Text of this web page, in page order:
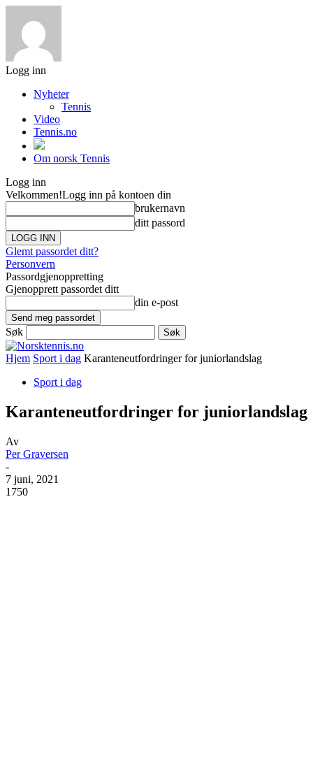
Logg inn
Nyheter
Tennis
Video
Tennis.no
Om norsk Tennis
Logg inn
Velkommen!Logg inn på kontoen din
brukernavn
ditt passord
Glemt passordet ditt?
Personvern
Passordgjenoppretting
Gjenopprett passordet ditt
din e-post
Søk
Hjem Sport i dag Karanteneutfordringer for juniorlandslag
Sport i dag
Karanteneutfordringer for juniorlandslag
Av
Per Graversen
-
7 juni, 2021
1750